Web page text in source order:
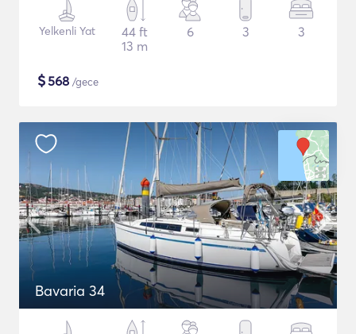
Yelkenli Yat
44 ft
13 m
6 3 3
$568 /gece
Bavaria 34